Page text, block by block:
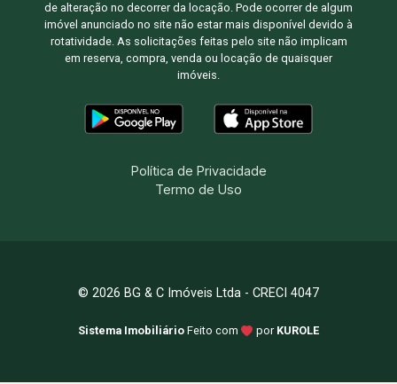
de alteração no decorrer da locação. Pode ocorrer de algum
imóvel anunciado no site não estar mais disponível devido à
rotatividade. As solicitações feitas pelo site não implicam
em reserva, compra, venda ou locação de quaisquer
imóveis.
Política de Privacidade
Termo de Uso
© 2026 BG & C Imóveis Ltda - CRECI 4047
Sistema Imobiliário Feito com por KUROLE